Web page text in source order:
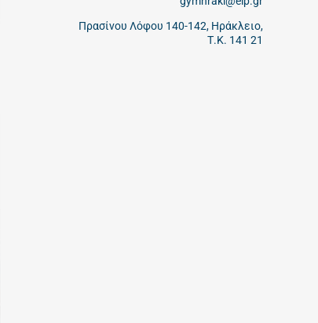
Πρασίνου Λόφου 140-142, Ηράκλειο,
Τ.Κ. 141 21